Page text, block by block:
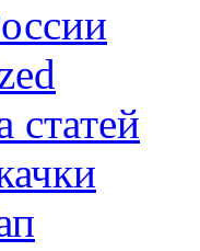
статей